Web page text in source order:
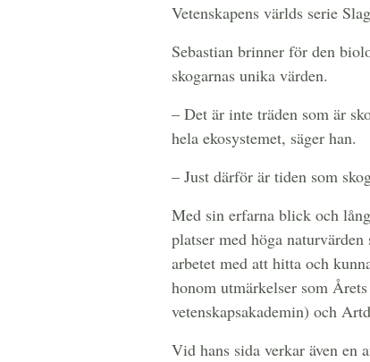
Vetenskapens världs serie
Sebastian brinner för den
skogarnas unika värden.
– Det är inte träden som är
hela ekosystemet, säger han.
– Just därför är tiden som
Med sin erfarna blick och
platser med höga
arbetet med att hitta och
honom utmärkelser som
vetenskapsakademin) och
Vid hans sida verkar även en